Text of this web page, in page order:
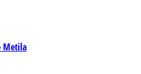
Metila